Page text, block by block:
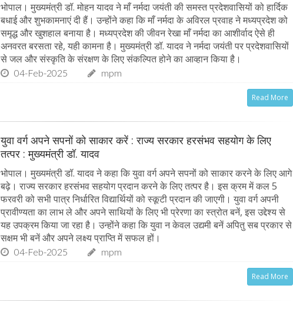
भोपाल। मुख्यमंत्री डॉ. मोहन यादव ने माँ नर्मदा जयंती की समस्त प्रदेशवासियों को हार्दिक
बधाई और शुभकामनाएं दी हैं। उन्होंने कहा कि माँ नर्मदा के अविरल प्रवाह ने मध्यप्रदेश को
समृद्ध और खुशहाल बनाया है। मध्यप्रदेश की जीवन रेखा माँ नर्मदा का आशीर्वाद ऐसे ही
अनवरत बरसता रहे, यही कामना है। मुख्यमंत्री डॉ. यादव ने नर्मदा जयंती पर प्रदेशवासियों
से जल और संस्कृति के संरक्षण के लिए संकल्पित होने का आव्हान किया है।
04-Feb-2025 mpm
Read More
युवा वर्ग अपने सपनों को साकार करें : राज्य सरकार हरसंभव सहयोग के लिए
तत्पर : मुख्यमंत्री डॉ. यादव
भोपाल। मुख्यमंत्री डॉ. यादव ने कहा कि युवा वर्ग अपने सपनों को साकार करने के लिए आगे
बढ़े। राज्य सरकार हरसंभव सहयोग प्रदान करने के लिए तत्पर है। इस क्रम में कल 5
फरवरी को सभी पात्र निर्धारित विद्यार्थियों को स्कूटी प्रदान की जाएगी। युवा वर्ग अपनी
प्रावीण्यता का लाभ ले और अपने साथियों के लिए भी प्रेरणा का स्त्रोत बनें, इस उद्देश्य से
यह उपक्रम किया जा रहा है। उन्होंने कहा कि युवा न केवल उद्यमी बनें अपितु सब प्रकार से
सक्षम भी बनें और अपने लक्ष्य प्राप्ति में सफल हों।
04-Feb-2025 mpm
Read More
दो दिनों की छुट्टी एन्जॉय करने के लिए बेहतरीन है दिल्ली के
आसपास बसी ये 4 जगहें
सात ट्रेडिंग सेशन में 9 लाख करोड़ घटा अदाणी समूह का
मार्केट कैप
mp mirror samachar seva